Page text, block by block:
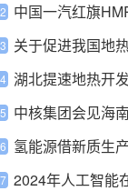
中国一汽红旗
目招标
关于促进我国地
湖北提速地热开
“夏热冬冷”调节器
中核集团会见海
已有项目建设
氢能源借新质生
股上市公司闻“氢
2024年人工智能